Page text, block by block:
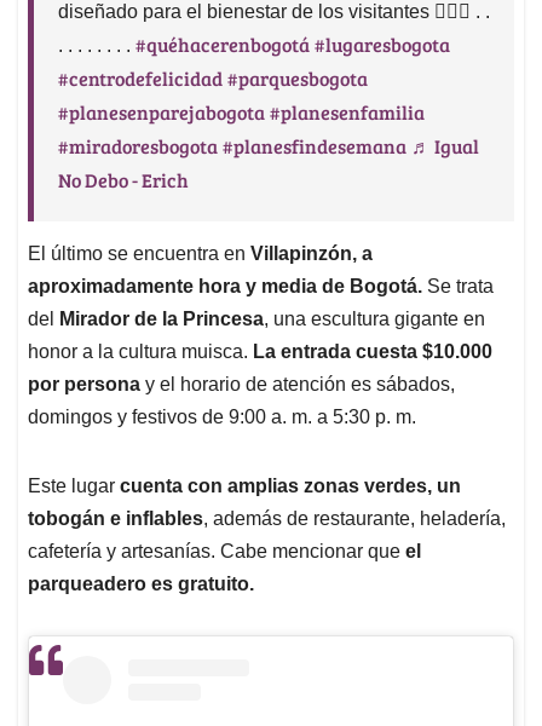
diseñado para el bienestar de los visitantes 🧘🏻‍♀️ . .
. . . . . . . . #quéhacerenbogotá#lugaresbogota
#centrodefelicidad#parquesbogota
#planesenparejabogota#planesenfamilia
#miradoresbogota#planesfindesemana ♬ Igual
No Debo - Erich
El último se encuentra en Villapinzón, a
aproximadamente hora y media de Bogotá. Se trata
del
Mirador de la Princesa, una escultura gigante en
honor a la cultura muisca. La entrada cuesta $10.000
por persona y el horario de atención es sábados,
domingos y festivos de 9:00 a. m. a 5:30 p. m.
Este lugar cuenta con amplias zonas verdes, un
tobogán e inflables, además de restaurante, heladería,
cafetería y artesanías. Cabe mencionar que el
parqueadero es gratuito.